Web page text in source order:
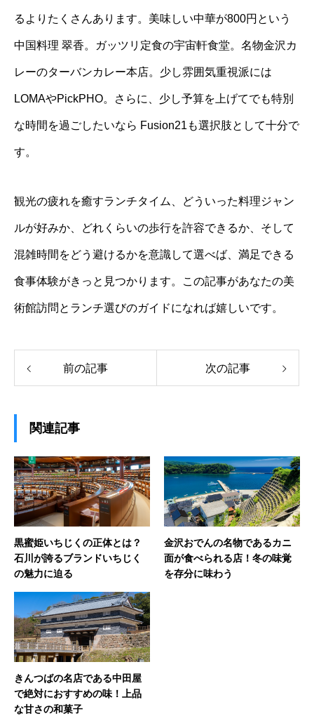
るよりたくさんあります。美味しい中華が800円という
中国料理 翠香。ガッツリ定食の宇宙軒食堂。名物金沢カ
レーのターバンカレー本店。少し雰囲気重視派には
LOMAやPickPHO。さらに、少し予算を上げてでも特別
な時間を過ごしたいなら Fusion21も選択肢として十分で
す。
観光の疲れを癒すランチタイム、どういった料理ジャン
ルが好みか、どれくらいの歩行を許容できるか、そして
混雑時間をどう避けるかを意識して選べば、満足できる
食事体験がきっと見つかります。この記事があなたの美
術館訪問とランチ選びのガイドになれば嬉しいです。
前の記事 次の記事
関連記事
黒蜜姫いちじくの正体とは？
石川が誇るブランドいちじく
の魅力に迫る
金沢おでんの名物であるカニ
面が食べられる店！冬の味覚
を存分に味わう
きんつばの名店である中田屋
で絶対におすすめの味！上品
な甘さの和菓子